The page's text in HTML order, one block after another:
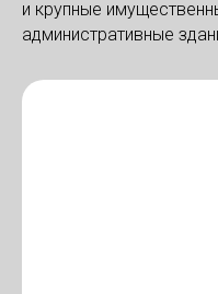
и крупные
административные